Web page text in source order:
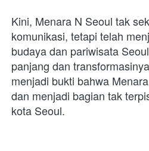
Kini, Menara N Seoul tak
komunikasi, tetapi telah
budaya dan pariwisata
panjang dan
menjadi bukti bahwa
dan menjadi bagian tak
kota Seoul.